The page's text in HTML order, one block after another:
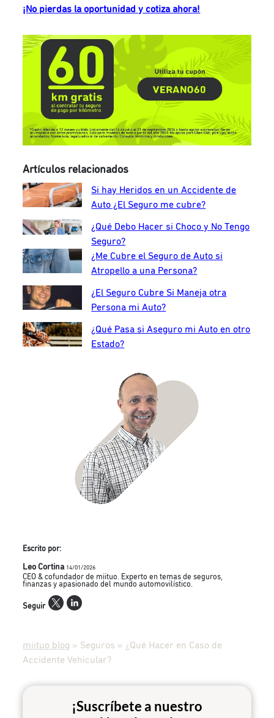
¡No pierdas la oportunidad y cotiza ahora!
Artículos relacionados
Si hay Heridos en un Accidente de
Auto ¿El Seguro me cubre?
¿Qué Debo Hacer si Choco y No Tengo
Seguro?
¿Me Cubre el Seguro de Auto si
Atropello a una Persona?
¿El Seguro Cubre Si Maneja otra
Persona mi Auto?
¿Qué Pasa si Aseguro mi Auto en otro
Estado?
Escrito por:
Leo Cortina 14/01/2026
CEO & cofundador de miituo. Experto en temas de seguros,
finanzas y apasionado del mundo automovilístico.
Seguir
miituo blog » Seguros » ¿Qué Hacer en Caso de
Accidente Vehicular?
¡Suscríbete a nuestro